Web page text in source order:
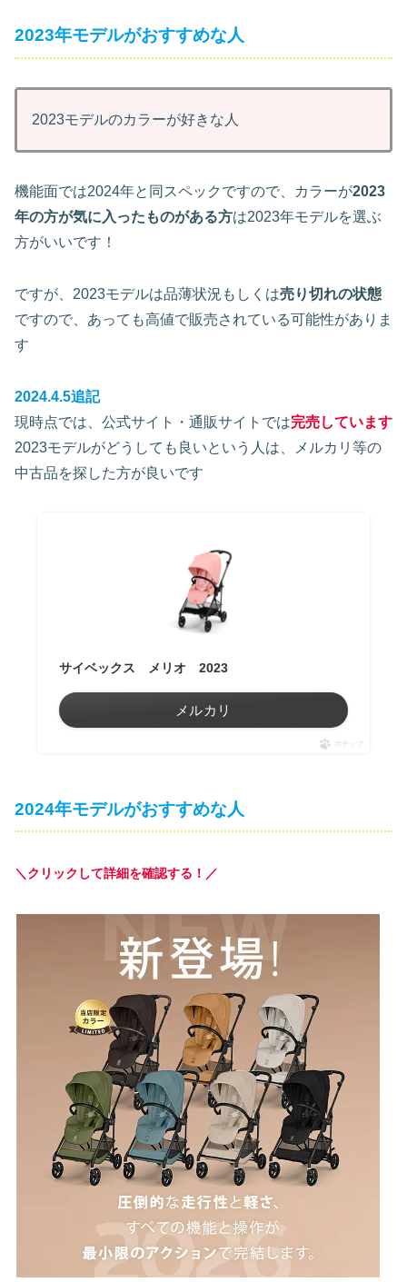
2023年モデルがおすすめな人
2023モデルのカラーが好きな人
機能面では2024年と同スペックですので、カラーが2023
年の方が気に入ったものがある方は2023年モデルを選ぶ
方がいいです！
ですが、2023モデルは品薄状況もしくは売り切れの状態
ですので、あっても高値で販売されている可能性がありま
す
2024.4.5追記
現時点では、公式サイト・通販サイトでは完売しています
2023モデルがどうしても良いという人は、メルカリ等の
中古品を探した方が良いです
サイベックス メリオ 2023
メルカリ
ポチップ
2024年モデルがおすすめな人
＼クリックして詳細を確認する！／